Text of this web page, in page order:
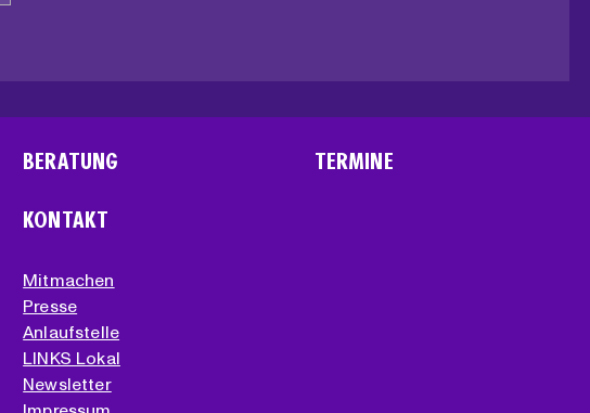
BERATUNG
KONTAKT
Mitmachen
Presse
Anlaufstelle
LINKS Lokal
Newsletter
TERMINE